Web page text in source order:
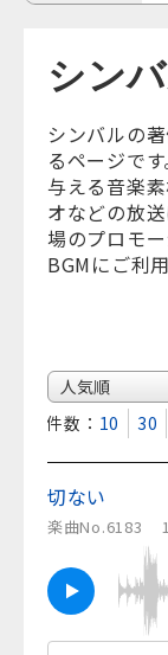
シン
シンバルの
るページで
与える音楽
オなどの放
場のプロモ
BGMにご利
表示件数： 10 30
切ない
楽曲No.6183